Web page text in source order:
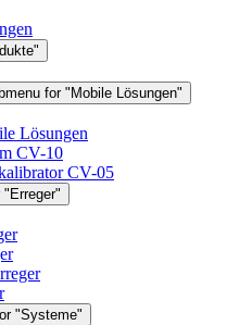
for "Mobile Lösungen"
Lösungen
CV-10
CV-05
"Systeme"